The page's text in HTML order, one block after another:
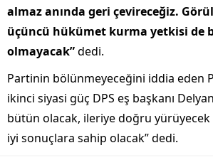
almaz anında geri çevireceğiz.
üçüncü hükümet kurma yetkisi de
olmayacak”dedi.
Partinin bölünmeyeceğini iddia eden
ikinci siyasi güç DPS eş başkanı
bütün olacak, ileriye doğru
iyi sonuçlara sahip olacak” dedi.